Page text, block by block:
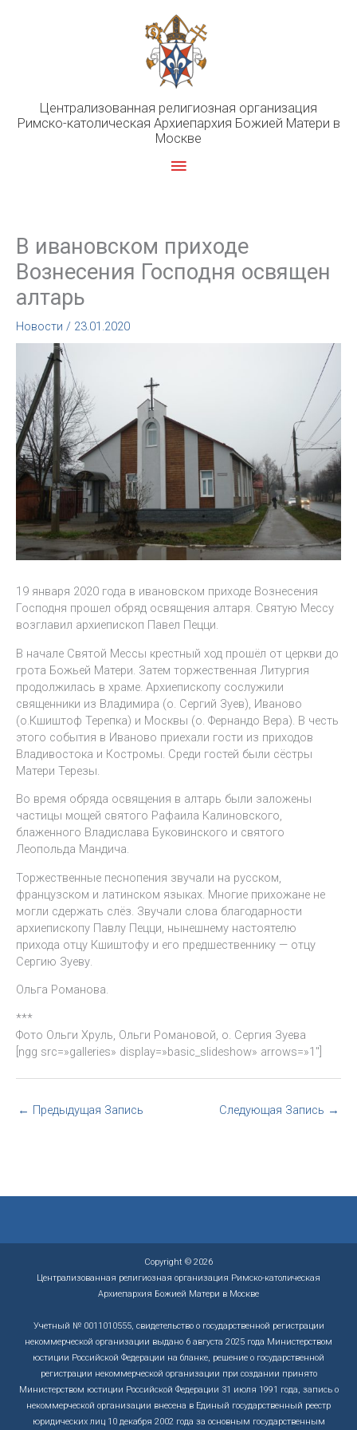
Централизованная религиозная организация
Римско-католическая Архиепархия Божией Матери в
Москве
Главное
В ивановском приходе
Вознесения Господня освящен
алтарь
Новости / 23.01.2020
19 января 2020 года в ивановском приходе Вознесения
Господня прошел обряд освящения алтаря. Святую Мессу
возглавил архиепископ Павел Пецци.
В начале Святой Мессы крестный ход прошёл от церкви до
грота Божьей Матери. Затем торжественная Литургия
продолжилась в храме. Архиепископу сослужили
священники из Владимира (о. Сергий Зуев), Иваново
(о.Кшиштоф Терепка) и Москвы (о. Фернандо Вера). В честь
этого события в Иваново приехали гости из приходов
Владивостока и Костромы. Среди гостей были сёстры
Матери Терезы.
Во время обряда освящения в алтарь были заложены
частицы мощей святого Рафаила Калиновского,
блаженного Владислава Буковинского и святого
Леопольда Мандича.
Торжественные песнопения звучали на русском,
французском и латинском языках. Многие прихожане не
могли сдержать слёз. Звучали слова благодарности
архиепископу Павлу Пецци, нынешнему настоятелю
прихода отцу Кшиштофу и его предшественнику — отцу
Сергию Зуеву.
Ольга Романова.
***
Фото Ольги Хруль, Ольги Романовой, о. Сергия Зуева
[ngg src=»galleries» display=»basic_slideshow» arrows=»1″]
← Предыдущая Запись Следующая Запись →
Copyright © 2026
Централизованная религиозная организация Римско-католическая
Архиепархия Божией Матери в Москве
Учетный № 0011010555, свидетельство о государственной регистрации
некоммерческой организации выдано 6 августа 2025 года Министерством
юстиции Российской Федерации на бланке, решение о государственной
регистрации некоммерческой организации при создании принято
Министерством юстиции Российской Федерации 31 июля 1991 года, запись о
некоммерческой организации внесена в Единый государственный реестр
юридических лиц 10 декабря 2002 года за основным государственным